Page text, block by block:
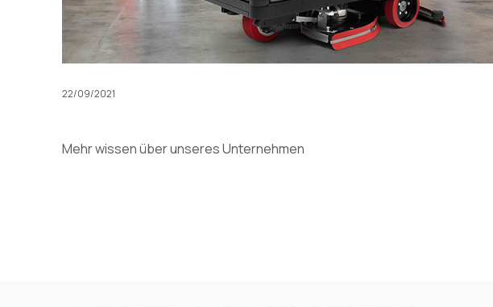
22/09/2021
Mehr wissen über unseres Unternehmen